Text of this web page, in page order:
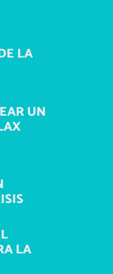
LA
UN
LA